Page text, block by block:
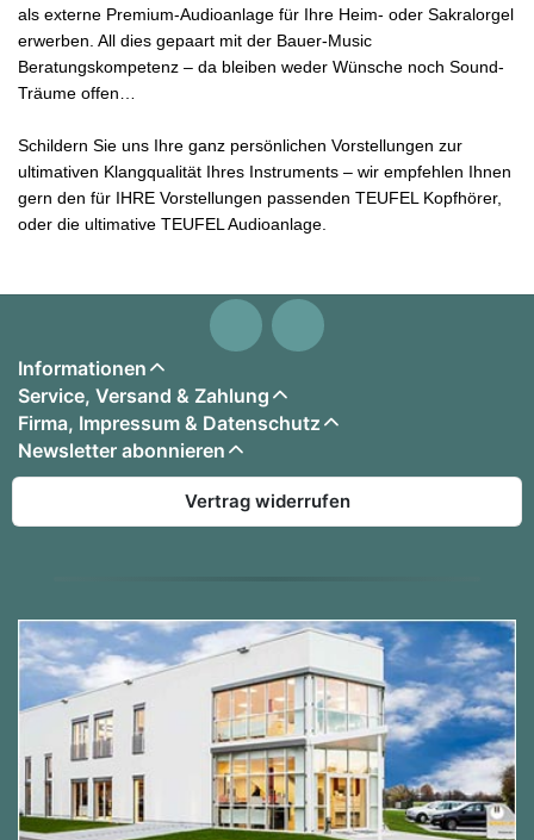
als externe Premium-Audioanlage für Ihre Heim- oder Sakralorgel
erwerben. All dies gepaart mit der Bauer-Music
Beratungskompetenz – da bleiben weder Wünsche noch Sound-
Träume offen…
Schildern Sie uns Ihre ganz persönlichen Vorstellungen zur
ultimativen Klangqualität Ihres Instruments – wir empfehlen Ihnen
gern den für IHRE Vorstellungen passenden TEUFEL Kopfhörer,
oder die ultimative TEUFEL Audioanlage.
Informationen
Service, Versand & Zahlung
Firma, Impressum & Datenschutz
Newsletter abonnieren
Vertrag widerrufen